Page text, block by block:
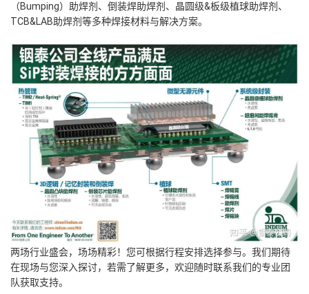
（Bumping）助焊剂、倒装焊助焊剂、晶圆级&板级植球助焊剂、
TCB&LAB助焊剂等多种焊接材料与解决方案。
两场行业盛会，场场精彩！您可根据行程安排选择参与。我们期待
在现场与您深入探讨，若需了解更多，欢迎随时联系我们的专业团
队获取支持。